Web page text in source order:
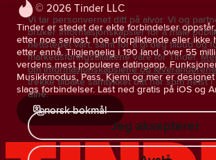
© 2026 Tinder LLC
Tinder er stedet der ekte forbindelser
etter noe seriøst, noe uforpliktende eller ikke
etter ennå. Tilgjengelig i 190 land, over 55
verdens mest populære datingapp.
Musikkmodus, Pass, Kjemi og mer er
slags forbindelser. Last ned gratis på iOS og
norsk bokmål
Vi tar personvernet ditt på alvor. Vi og
bruker informasjonskapsler for å måle
nettstedet vårt, samt for å gi deg tilbud og
markedsføringstiltakene våre for Tinder.
om informasjonskapslene og
trekke tilbake samtykket ditt når som helst
dine.
Jeg aksepterer